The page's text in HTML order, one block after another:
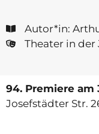
Autor*in:
Theater in der
94. Premiere am
Josefstädter Str.